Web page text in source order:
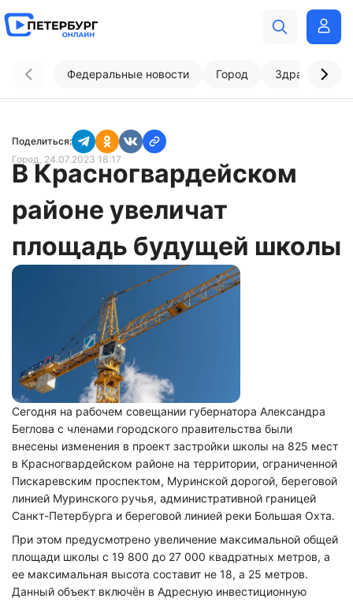
Федеральные новости Город
Поделиться:
Город, 24.07.2023 18:17
В Красногвардейском
районе увеличат
площадь будущей школы
Сегодня на рабочем совещании губернатора Александра
Беглова с членами городского правительства были
внесены изменения в проект застройки школы на 825 мест
в Красногвардейском районе на территории, ограниченной
Пискаревским проспектом, Муринской дорогой, береговой
линией Муринского ручья, административной границей
Санкт-Петербурга и береговой линией реки Большая Охта.
При этом предусмотрено увеличение максимальной общей
площади школы с 19 800 до 27 000 квадратных метров, а
ее максимальная высота составит не 18, а 25 метров.
Данный объект включён в Адресную инвестиционную